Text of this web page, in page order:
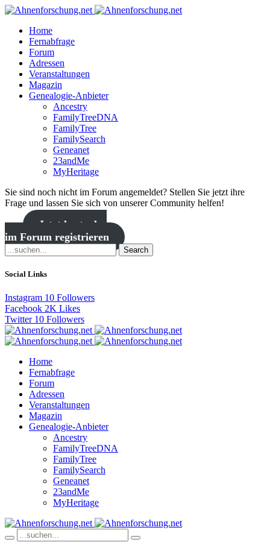
Home
Fernabfrage
Forum
Adressen
Veranstaltungen
Magazin
Genealogie-Anbieter
Ancestry
FamilyTreeDNA
FamilyTree
FamilySearch
Geneanet
23andMe
MyHeritage
Sie sind noch nicht im Forum angemeldet? Stellen Sie jetzt ihre
Frage und lassen Sie sich von unserer Community helfen!
Jetzt kostenlos
im Forum registrieren
Search
Social Links
Instagram 10 Followers
Facebook 2K Likes
Twitter 10 Followers
Home
Fernabfrage
Forum
Adressen
Veranstaltungen
Magazin
Genealogie-Anbieter
Ancestry
FamilyTreeDNA
FamilyTree
FamilySearch
Geneanet
23andMe
MyHeritage